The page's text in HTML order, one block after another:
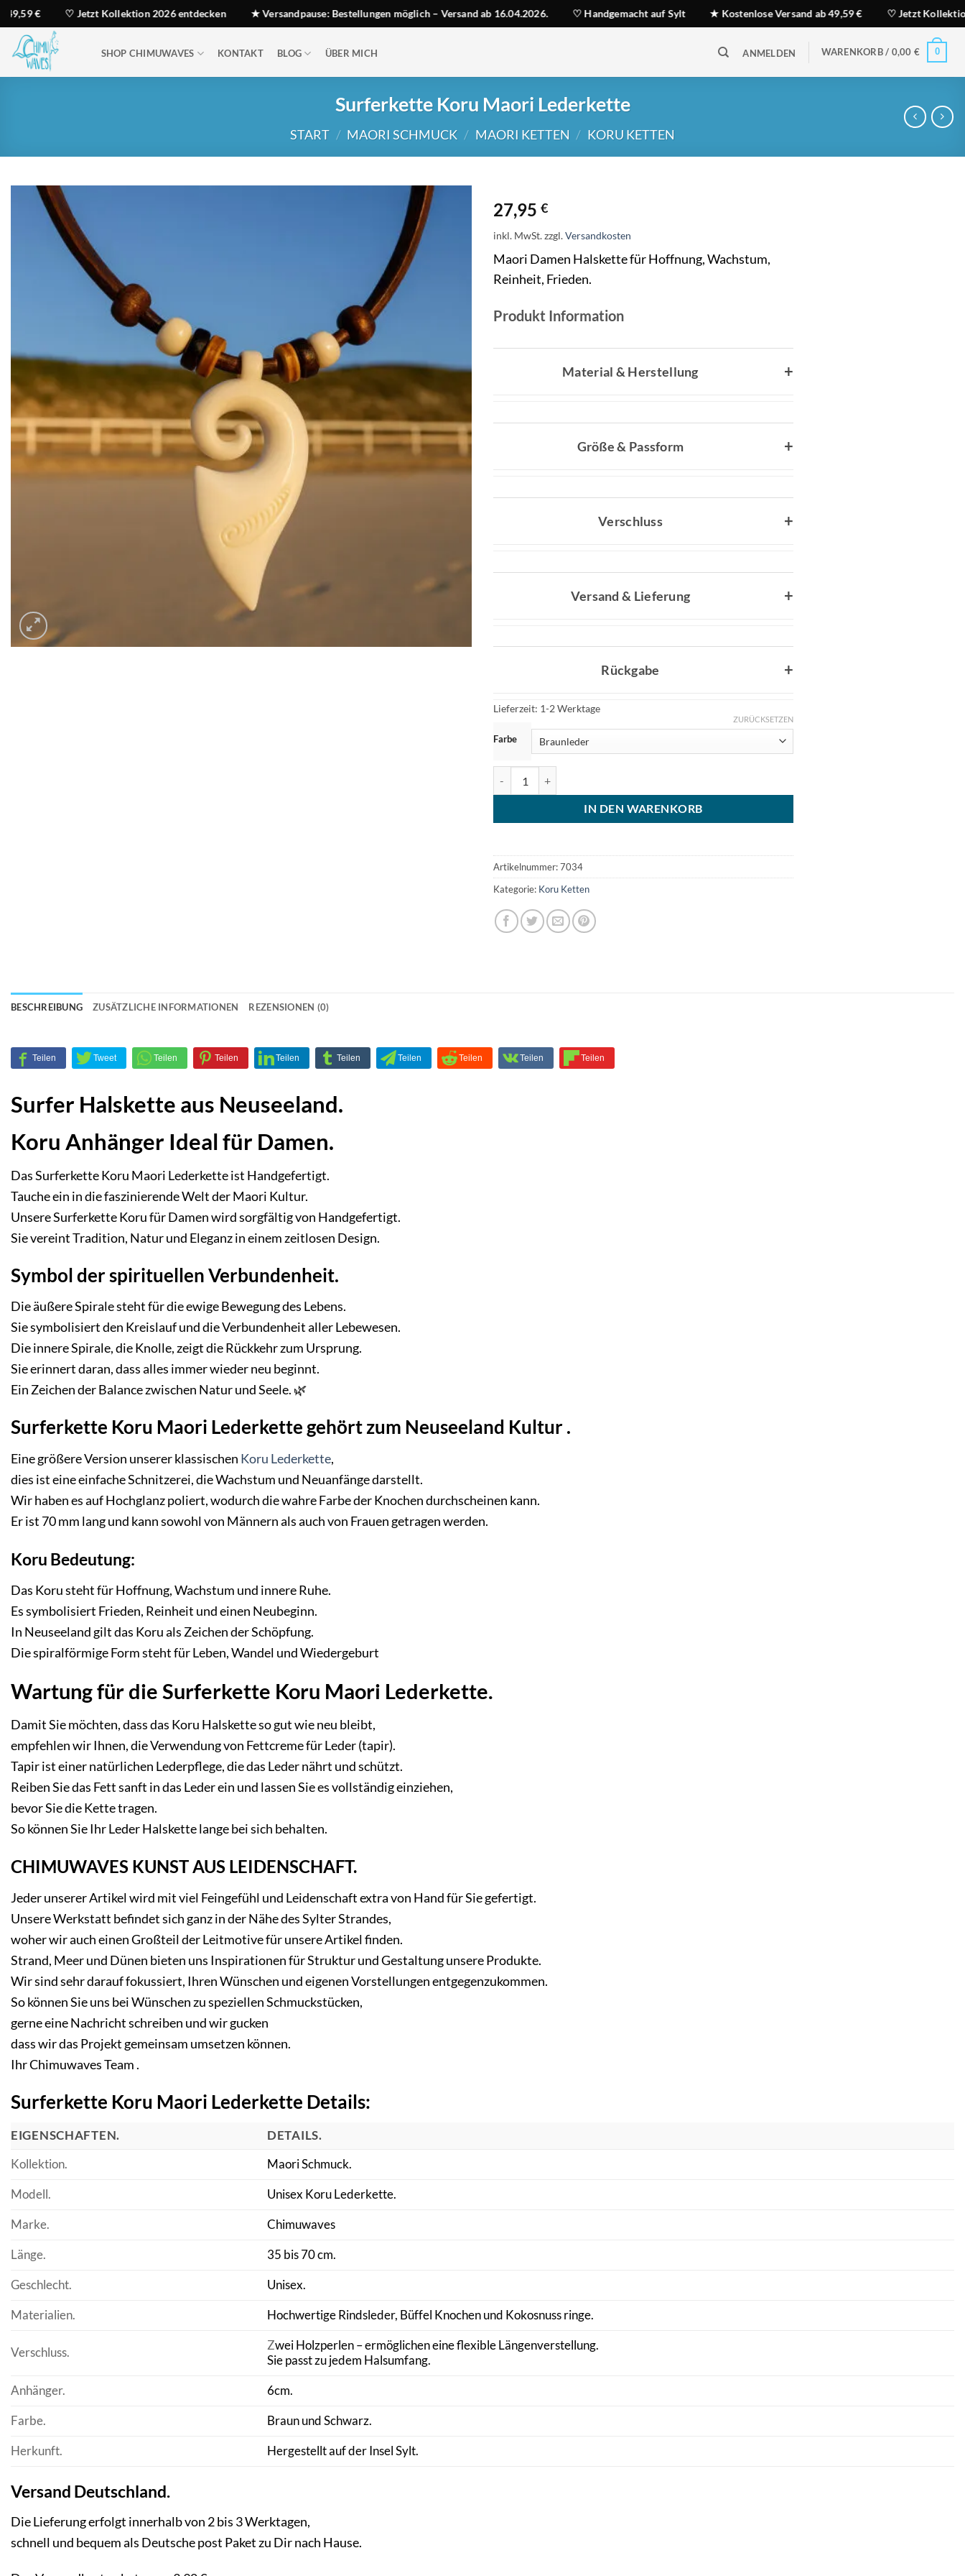
Zum
Inhalt
springen
♡ Jetzt Kollektion 2026 entdecken ★ Versandpause: Bestellungen möglich – Versand ab 16.04.2026. ♡ Handgemacht auf Sylt ★ Kostenlose Versand ab 49,59 € ♡ Jetzt Kollektion
SHOP CHIMUWAVES KONTAKT BLOG ÜBER MICH ANMELDEN WARENKORB / 0,00 € 0
Surferkette Koru Maori Lederkette
START / MAORI SCHMUCK / MAORI KETTEN / KORU KETTEN
27,95 €
inkl. MwSt.zzgl.Versandkosten
Maori Damen Halskette für Hoffnung, Wachstum,
Reinheit, Frieden.
Produkt Information
Material & Herstellung
Größe & Passform
Verschluss
Versand & Lieferung
Rückgabe
Lieferzeit: 1-2 Werktage
Farbe
ZURÜCKSETZEN
IN DEN WARENKORB
Artikelnummer:7034
Kategorie: Koru Ketten
BESCHREIBUNG ZUSÄTZLICHE INFORMATIONEN REZENSIONEN (0)
Surfer Halskette aus Neuseeland.
Koru Anhänger Ideal für Damen.
Das Surferkette Koru Maori Lederkette ist Handgefertigt.
Tauche ein in die faszinierende Welt der Maori Kultur.
Unsere SurferketteKoru für Damenwird sorgfältig von Handgefertigt.
Sie vereint Tradition, Natur und Eleganz in einem zeitlosen Design.
Symbol der spirituellen Verbundenheit.
Die äußere Spirale steht für die ewige Bewegung des Lebens.
Sie symbolisiert den Kreislauf und die Verbundenheit aller Lebewesen.
Die innere Spirale, die Knolle, zeigt die Rückkehr zum Ursprung.
Sie erinnert daran, dass alles immer wieder neu beginnt.
Ein Zeichen der Balance zwischen Natur und Seele. 🌿
Surferkette Koru Maori Lederkette gehört zum Neuseeland Kultur .
Eine größere Version unserer klassischen Koru Lederkette,
dies ist eine einfache Schnitzerei, die Wachstum und Neuanfänge darstellt.
Wir haben es auf Hochglanz poliert, wodurch die wahre Farbe der Knochen durchscheinen kann.
Er ist 70 mm lang und kann sowohl von Männern als auch von Frauen getragen werden.
Koru Bedeutung:
Das Koru steht für Hoffnung, Wachstum und innere Ruhe.
Es symbolisiert Frieden, Reinheit und einen Neubeginn.
In Neuseeland gilt das Koru als Zeichender Schöpfung.
Die spiralförmige Form steht für Leben, Wandel und Wiedergeburt
Wartung für die Surferkette Koru Maori Lederkette.
Damit Sie möchten, dass das Koru Halsketteso gut wie neu bleibt,
empfehlen wir Ihnen, die Verwendung von Fettcreme für Leder (tapir).
Tapir ist einer natürlichen Lederpflege, die das Leder nährt und schützt.
Reiben Sie das Fett sanft in das Leder ein und lassen Sie es vollständig einziehen,
bevor Sie die Kette tragen.
So können Sie IhrLeder Halskettelange bei sich behalten.
CHIMUWAVES KUNST AUS LEIDENSCHAFT.
Jeder unserer Artikel wird mit viel Feingefühl und Leidenschaft extra von Hand für Sie gefertigt.
Unsere Werkstatt befindet sich ganz in der Nähe des Sylter Strandes,
woher wir auch einen Großteil der Leitmotive für unsere Artikel finden.
Strand, Meer und Dünen bieten uns Inspirationen für Struktur und Gestaltung unsere Produkte.
Wir sind sehr darauf fokussiert, Ihren Wünschen und eigenen Vorstellungen entgegenzukommen.
So können Sie uns bei Wünschen zu speziellen Schmuckstücken,
gerne eine Nachricht schreiben und wir gucken
dass wir das Projekt gemeinsam umsetzen können.
Ihr Chimuwaves Team .
Surferkette Koru Maori Lederkette Details:
EIGENSCHAFTEN.
DETAILS.
Kollektion.
Maori Schmuck.
Modell. Unisex Koru Lederkette.
Marke. Chimuwaves
Länge. 35 bis 70 cm.
Geschlecht. Unisex.
Materialien. Hochwertige Rindsleder, Büffel Knochen und Kokosnuss ringe.
Verschluss. Zwei Holzperlen – ermöglichen eine flexible Längenverstellung.
Sie passt zu jedem Halsumfang.
Anhänger. 6cm.
Farbe. Braun und Schwarz.
Herkunft. Hergestellt auf der Insel Sylt.
Versand Deutschland.
Die Lieferung erfolgt innerhalb von 2 bis 3 Werktagen,
schnell und bequem als Deutsche post Paket zu Dir nach Hause.